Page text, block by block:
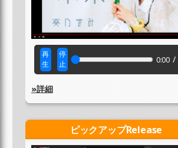
再
生
停
止
0:00 /
»詳細
ピックアップRelease